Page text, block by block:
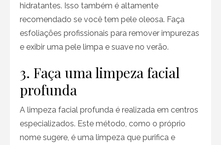
hidratantes. Isso também é altamente
recomendado se você tem pele oleosa. Faça
esfoliações profissionais para remover impurezas
e exibir uma pele limpa e suave no verão.
3. Faça uma limpeza facial
profunda
A limpeza facial profunda é realizada em centros
especializados. Este método, como o próprio
nome sugere, é uma limpeza que purifica e